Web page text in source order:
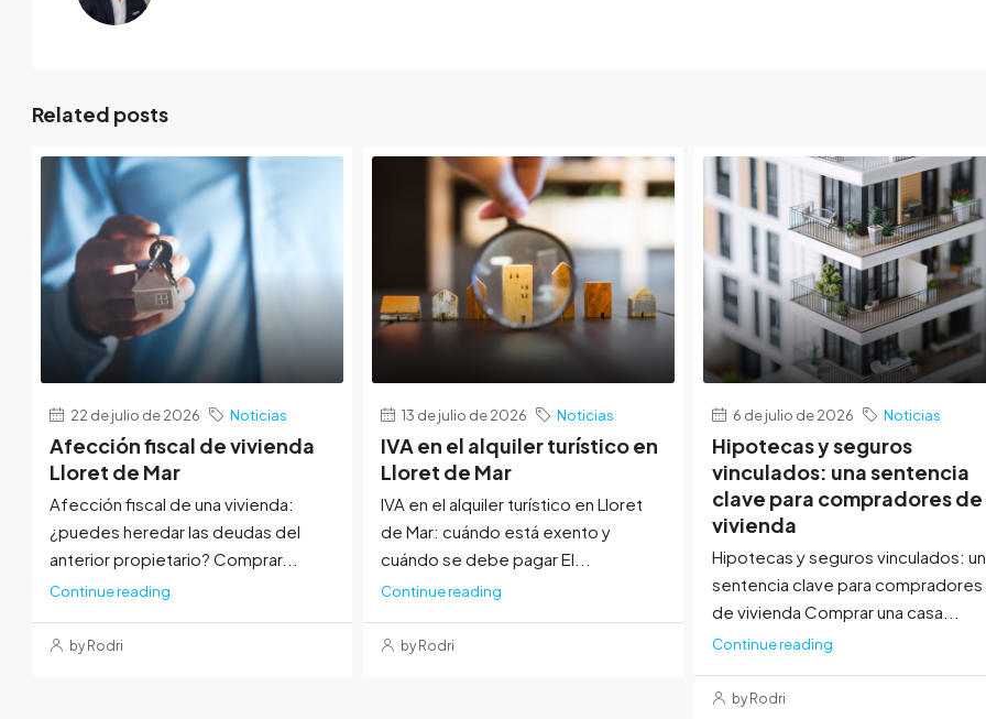
Related posts
22 de julio de 2026 Noticias
Afección fiscal de vivienda
Lloret de Mar
Afección fiscal de una vivienda:
¿puedes heredar las deudas del
anterior propietario? Comprar...
Continue reading
by Rodri
13 de julio de 2026 Noticias
IVA en el alquiler turístico en
Lloret de Mar
IVA en el alquiler turístico en Lloret
de Mar: cuándo está exento y
cuándo se debe pagar El...
Continue reading
by Rodri
6 de julio de 2026 Noticias
Hipotecas y seguros
vinculados: una sentencia
clave para compradores de
vivienda
Hipotecas y seguros vinculados:
sentencia clave para compradores
de vivienda Comprar una casa...
Continue reading
by Rodri